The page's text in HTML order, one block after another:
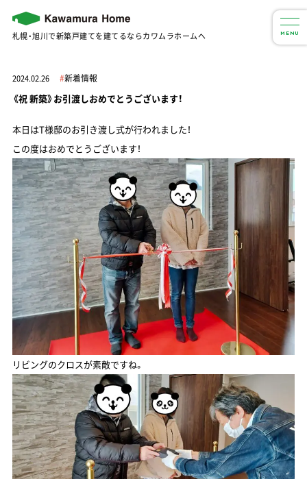
札幌・旭川で新築戸建てを建てるならカワムラホームへ MENU
2024.02.26 #新着情報
《祝 新築》お引渡しおめでとうございます！
本日はT様邸のお引き渡し式が行われました！
この度はおめでとうございます！
リビングのクロスが素敵ですね。